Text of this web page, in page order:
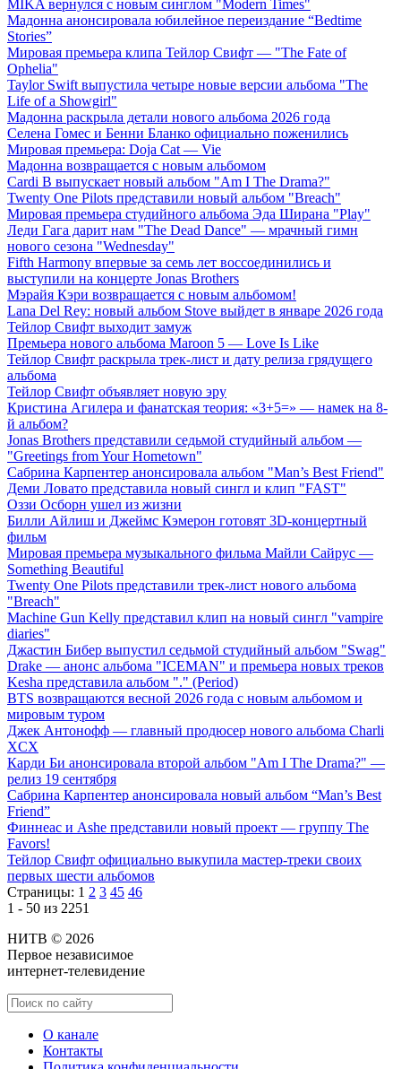
MIKA вернулся с новым синглом "Modern Times"
Мадонна анонсировала юбилейное переиздание “Bedtime
Stories”
Мировая премьера клипа Тейлор Свифт — "The Fate of
Ophelia"
Taylor Swift выпустила четыре новые версии альбома "The
Life of a Showgirl"
Мадонна раскрыла детали нового альбома 2026 года
Селена Гомес и Бенни Бланко официально поженились
Мировая премьера: Doja Cat — Vie
Мадонна возвращается с новым альбомом
Cardi B выпускает новый альбом "Am I The Drama?"
Twenty One Pilots представили новый альбом "Breach"
Мировая премьера студийного альбома Эда Ширана "Play"
Леди Гага дарит нам "The Dead Dance" — мрачный гимн
нового сезона "Wednesday"
Fifth Harmony впервые за семь лет воссоединились и
выступили на концерте Jonas Brothers
Мэрайя Кэри возвращается с новым альбомом!
Lana Del Rey: новый альбом Stove выйдет в январе 2026 года
Тейлор Свифт выходит замуж
Премьера нового альбома Maroon 5 — Love Is Like
Тейлор Свифт раскрыла трек-лист и дату релиза грядущего
альбома
Тейлор Свифт объявляет новую эру
Кристина Агилера и фанатская теория: «3+5=» — намек на 8-
й альбом?
Jonas Brothers представили седьмой студийный альбом —
"Greetings from Your Hometown"
Сабрина Карпентер анонсировала альбом "Man’s Best Friend"
Деми Ловато представила новый сингл и клип "FAST"
Оззи Осборн ушел из жизни
Билли Айлиш и Джеймс Кэмерон готовят 3D-концертный
фильм
Мировая премьера музыкального фильма Майли Сайрус —
Something Beautiful
Twenty One Pilots представили трек-лист нового альбома
"Breach"
Machine Gun Kelly представил клип на новый сингл "vampire
diaries"
Джастин Бибер выпустил седьмой студийный альбом "Swag"
Drake — анонс альбома "ICEMAN" и премьера новых треков
Kesha представила альбом "." (Period)
BTS возвращаются весной 2026 года с новым альбомом и
мировым туром
Джек Антонофф — главный продюсер нового альбома Charli
XCX
Карди Би анонсировала второй альбом "Am I The Drama?" —
релиз 19 сентября
Сабрина Карпентер анонсировала новый альбом “Man’s Best
Friend”
Финнеас и Ashe представили новый проект — группу The
Favors!
Тейлор Свифт официально выкупила мастер-треки своих
первых шести альбомов
Страницы: 1 2 3 45 46
1 - 50 из 2251
НИТВ © 2026
Первое независимое
интернет-телевидение
О канале
Контакты